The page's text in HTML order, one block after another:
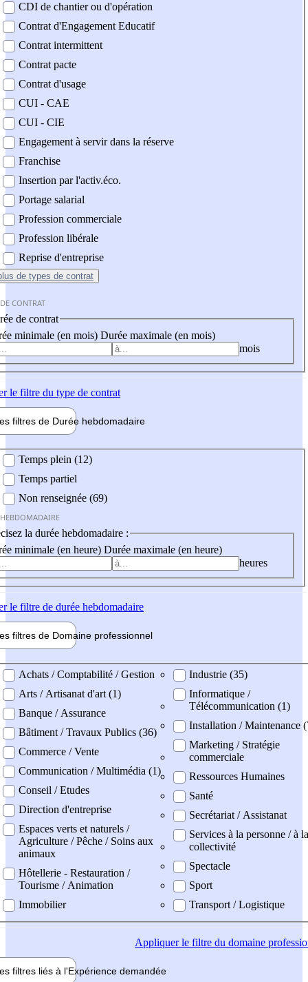
CDI de chantier ou d'opération
Contrat d'Engagement Educatif
Contrat intermittent
Contrat pacte
Contrat d'usage
CUI - CAE
CUI - CIE
Engagement à servir dans la réserve
Franchise
Insertion par l'activ.éco.
Portage salarial
Profession commerciale
Profession libérale
Reprise d'entreprise
de types de contrat
CONTRAT
de contrat
minimale (en mois) Durée maximale (en mois)
mois
le filtre du type de contrat
filtres de Durée hebdomadaire
Temps plein (12)
Temps partiel
Non renseignée (69)
la durée hebdomadaire :
minimale (en heure) Durée maximale (en heure)
heures
le filtre de durée hebdomadaire
filtres de Domaine professionnel
professionel
Achats / Comptabilité / Gestion
Arts / Artisanat d'art (1)
Banque / Assurance
Bâtiment / Travaux Publics (36)
Commerce / Vente
Communication / Multimédia (1)
Conseil / Etudes
Direction d'entreprise
Espaces verts et naturels /
Agriculture / Pêche / Soins aux
animaux
Hôtellerie - Restauration /
Tourisme / Animation
Immobilier
Industrie (35)
Informatique /
Télécommunication (1)
Installation / Maintenance
Marketing / Stratégie
commerciale
Ressources Humaines
Santé
Secrétariat / Assistanat
Services à la personne / à la
collectivité
Spectacle
Sport
Transport / Logistique
Appliquerle filtre du domaine
filtres liés à l'Expérience demandée